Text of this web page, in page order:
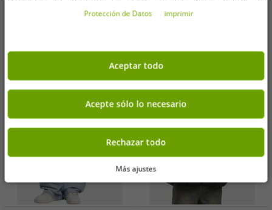
-75%
encontrar en la impresión.Protección de Datos imprimir
Aceptar todo
Acepte sólo lo necesario
Rechazar todo
Más ajustes